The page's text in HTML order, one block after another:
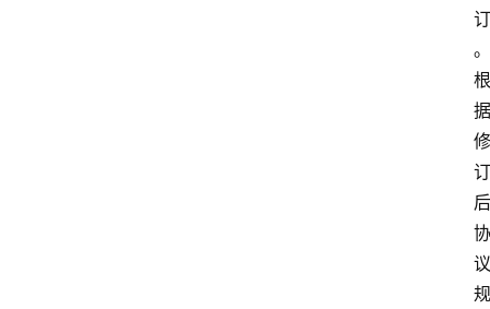
订
。
根
据
修
订
后
协
议
规